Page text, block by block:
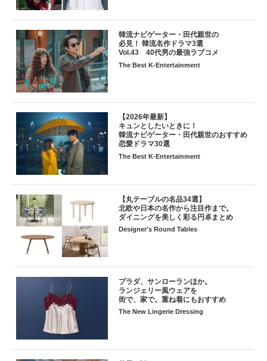
韓流ナビゲーター・田代親世の
必見！ 韓流名作ドラマ3選
Vol.43 40代男の最強ラブコメ
The Best K-Entertainment
【2026年最新】
キュンとしたいときに！
韓流ナビゲーター・田代親世のおすすめ
恋愛ドラマ30選
The Best K-Entertainment
【丸テーブルの名品34選】
北欧や日本の名作から注目作まで。
ダイニングを美しく彩る円卓まとめ
Designer's Round Tables
プラダ、サンローランほか。
ランジェリー風ウェアを
街で、家で。重ね着にもおすすめ
The New Lingerie Dressing